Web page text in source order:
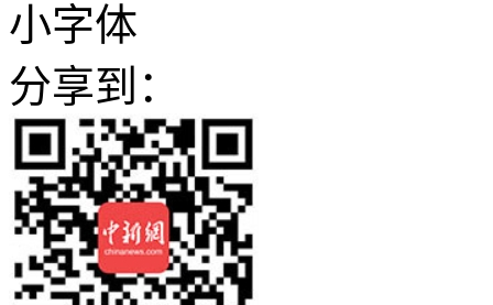
小字体
分享到：